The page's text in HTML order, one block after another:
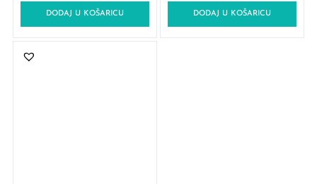
DODAJ U KOŠARICU DODAJ U KOŠARICU